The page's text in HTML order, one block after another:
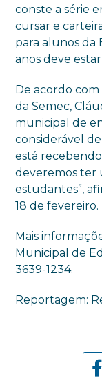
conste a série
cursar e
para alunos da
anos deve
De acordo
da Semec,
municipal de
considerável
está recebendo
deveremos ter
estudantes”,
18 de fevereiro.
Mais
Municipal de
3639-1234.
Reportagem: